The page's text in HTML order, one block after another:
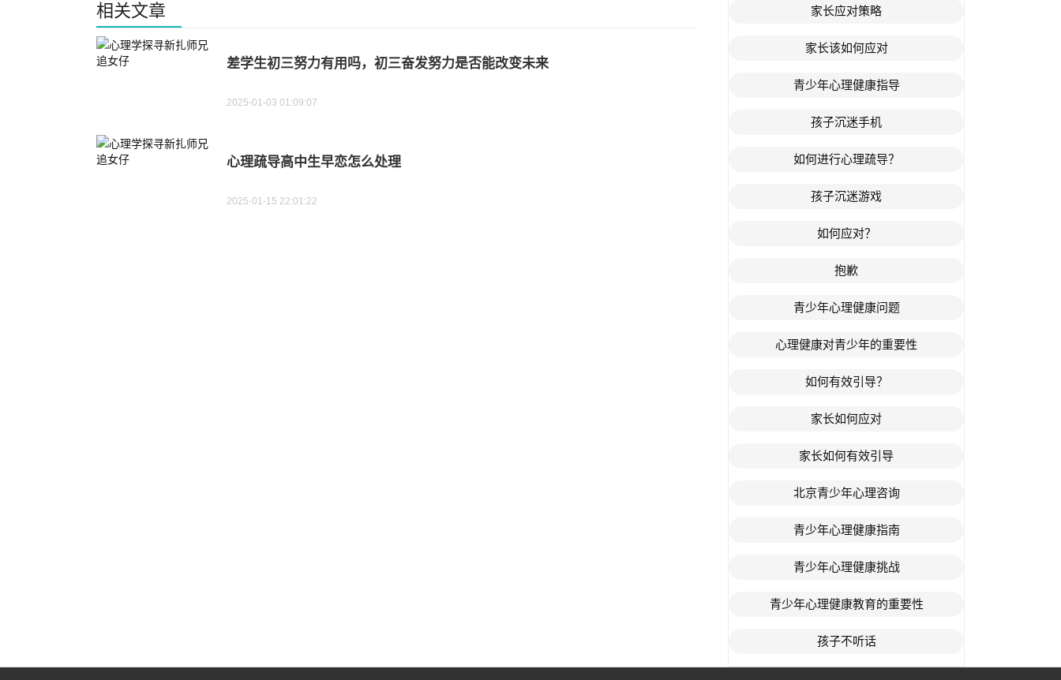
相关文章
差学生初三努力有用吗，初三奋发努力是否能改变未来
2025-01-03 01:09:07
心理疏导高中生早恋怎么处理
2025-01-15 22:01:22
家长应对策略
家长该如何应对
青少年心理健康指导
孩子沉迷手机
如何进行心理疏导？
孩子沉迷游戏
如何应对？
抱歉
青少年心理健康问题
心理健康对青少年的重要性
如何有效引导？
家长如何应对
家长如何有效引导
北京青少年心理咨询
青少年心理健康指南
青少年心理健康挑战
青少年心理健康教育的重要性
孩子不听话